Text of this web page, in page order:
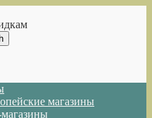
магазины